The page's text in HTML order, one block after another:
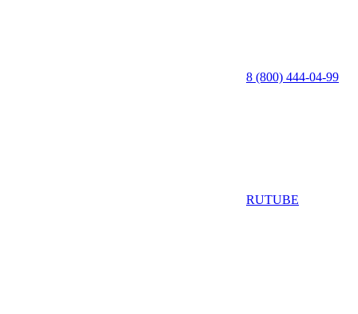
8 (800) 444-04-99
RUTUBE